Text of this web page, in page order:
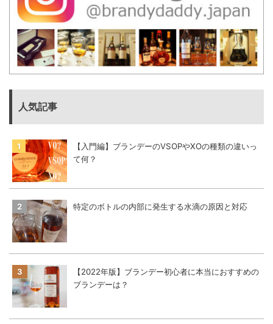
人気記事
【入門編】ブランデーのVSOPやXOの種類の違いっ
て何？
特定のボトルの内部に発生する水滴の原因と対応
【2022年版】ブランデー初心者に本当におすすめの
ブランデーは？